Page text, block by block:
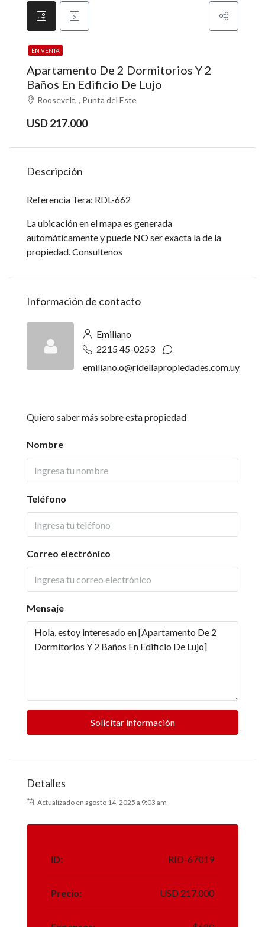
EN VENTA
Apartamento De 2 Dormitorios Y 2
Baños En Edificio De Lujo
Roosevelt, , Punta del Este
USD 217.000
Descripción
Referencia Tera: RDL-662
La ubicación en el mapa es generada
automáticamente y puede NO ser exacta la de la
propiedad. Consultenos
Información de contacto
Emiliano
2215 45-0253
emiliano.o@ridellapropiedades.com.uy
Quiero saber más sobre esta propiedad
Nombre
Teléfono
Correo electrónico
Mensaje
Solicitar información
Detalles
Actualizado en agosto 14, 2025 a 9:03 am
ID: RID-67019
Precio: USD 217.000